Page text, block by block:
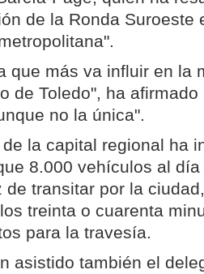
de la Ronda Suroeste
que más va influir en la
de Toledo", ha
no la única".
la capital regional ha
8.000 vehículos al
de transitar por la
treinta o cuarenta
para la travesía.
asistido también el